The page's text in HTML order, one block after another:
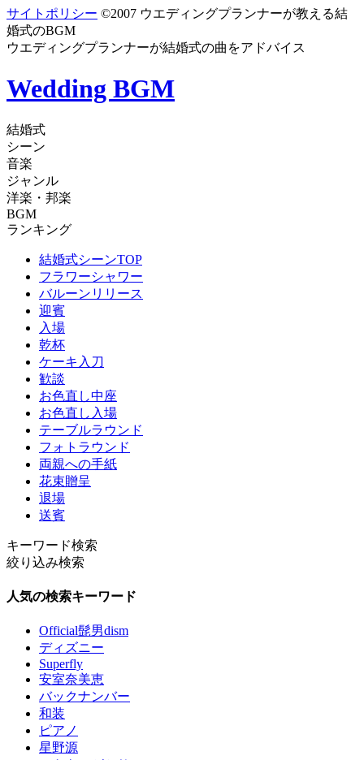
サイトポリシー ©2007 ウエディングプランナーが教える結
婚式のBGM
ウエディングプランナーが結婚式の曲をアドバイス
Wedding BGM
結婚式
シーン
音楽
ジャンル
洋楽・邦楽
BGM
ランキング
結婚式シーンTOP
フラワーシャワー
バルーンリリース
迎賓
入場
乾杯
ケーキ入刀
歓談
お色直し中座
お色直し入場
テーブルラウンド
フォトラウンド
両親への手紙
花束贈呈
退場
送賓
キーワード検索
絞り込み検索
人気の検索キーワード
Official髭男dism
ディズニー
Superfly
安室奈美恵
バックナンバー
和装
ピアノ
星野源